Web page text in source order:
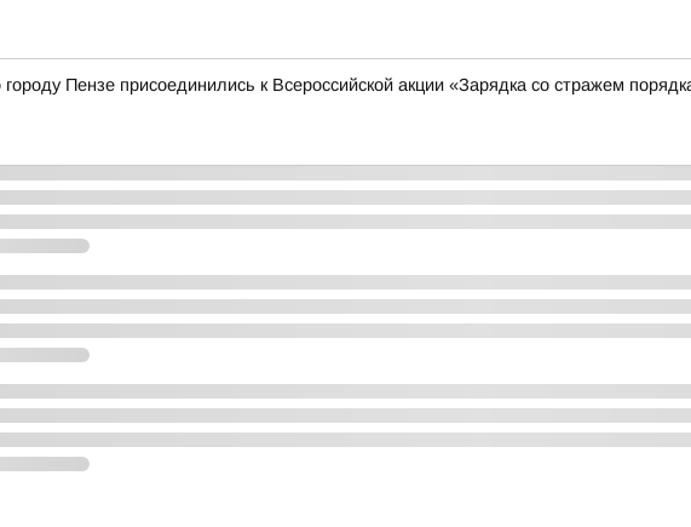
Пензе присоединились к Всероссийской акции «Зарядка со стражем